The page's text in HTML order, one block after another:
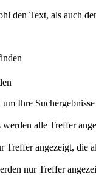
den Text, als auch
Ihre Suchergebnisse
alle Treffer
angezeigt, die
nur Treffer